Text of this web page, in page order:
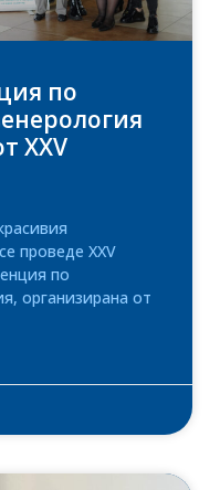
по
XXV
проведе XXV
по
организирана от